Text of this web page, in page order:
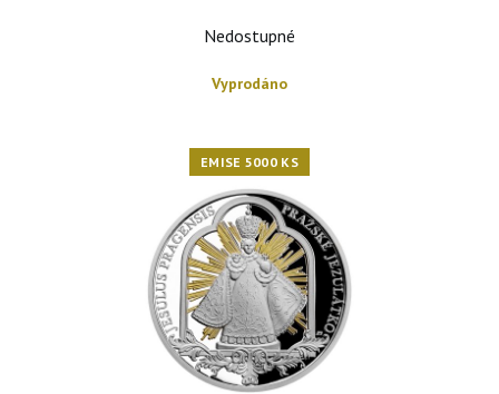
Nedostupné
Vyprodáno
EMISE 5000 KS